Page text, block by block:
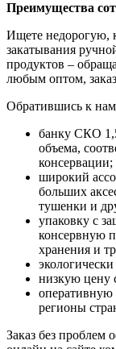
Преимущества
Ищете недорогую,
закатывания
продуктов –
любым оптом,
Обратившись к
банку СКО
объема,
консервации;
широкий
больших
тушенки и
упаковку с
консервную
хранения и
низкую цену
оперативную
регионы
Заказ без проблем